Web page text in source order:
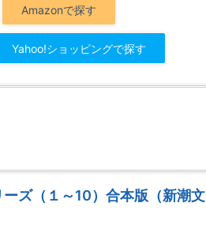
Amazonで探す
Yahoo!ショッピングで探す
ズ（１～10）合本版（新潮文